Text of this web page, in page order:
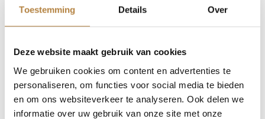
Toestemming Details Over
Deze website maakt gebruik van cookies
We gebruiken cookies om content en advertenties te
personaliseren, om functies voor social media te bieden
en om ons websiteverkeer te analyseren. Ook delen we
informatie over uw gebruik van onze site met onze
Niks missen?
Schrijf u in voor onze nieuwsbrief.